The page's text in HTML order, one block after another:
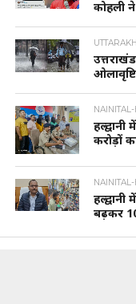
कोहली
करोड़ों
बढ़कर